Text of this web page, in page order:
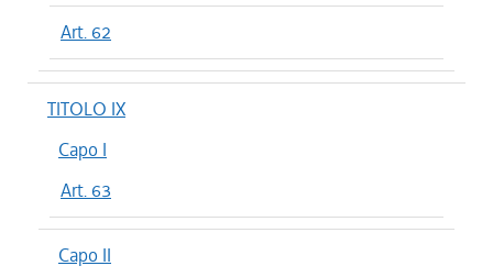
Art. 62
TITOLO IX
Capo I
Art. 63
Capo II